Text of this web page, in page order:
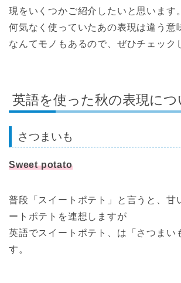
現をいくつかご紹介したいと思います。
何気なく使っていたあの表現は違う意
なんてモノもあるので、ぜひチェック
英語を使った秋の表現につ
さつまいも
Sweet potato
普段「スイートポテト」と言うと、甘
ートポテトを連想しますが
英語でスイートポテト、は「さつまい
す。